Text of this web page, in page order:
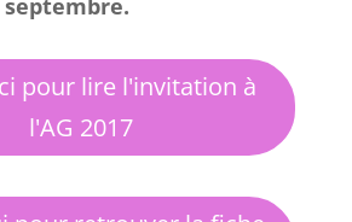
septembre.
pour lire l'invitation à
l'AG 2017